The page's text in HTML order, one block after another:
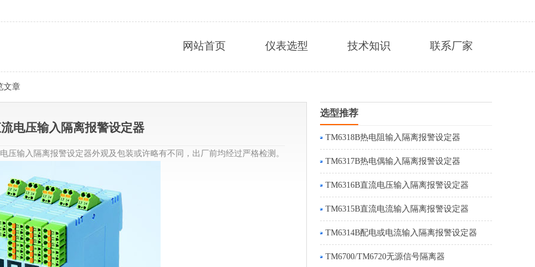
网站首页 仪表选型 技术知识 联系厂家
文章
电压输入隔离报警设定器
压输入隔离报警设定器外观及包装或许略有不同，出厂前均经过严格检测。
选型推荐
TM6318B热电阻输入隔离报警设定器
TM6317B热电偶输入隔离报警设定器
TM6316B直流电压输入隔离报警设定器
TM6315B直流电流输入隔离报警设定器
TM6314B配电或电流输入隔离报警设定器
TM6700/TM6720无源信号隔离器